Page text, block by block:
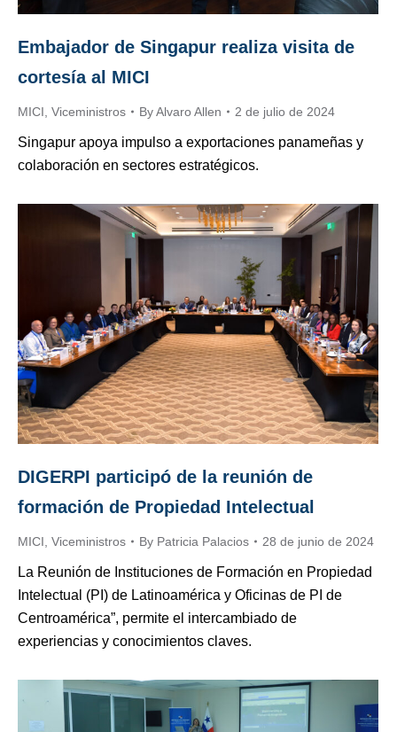
Embajador de Singapur realiza visita de
cortesía al MICI
MICI Viceministros ByAlvaro Allen 2 de julio de 2024
Singapur apoya impulso a exportaciones panameñas y
colaboración en sectores estratégicos.
DIGERPI participó de la reunión de
formación de Propiedad Intelectual
MICI Viceministros By Patricia Palacios 28 de junio de 2024
La Reunión de Instituciones de Formación en Propiedad
Intelectual (PI) de Latinoamérica y Oficinas de PI de
Centroamérica”, permite el intercambiado de
experiencias y conocimientos claves.